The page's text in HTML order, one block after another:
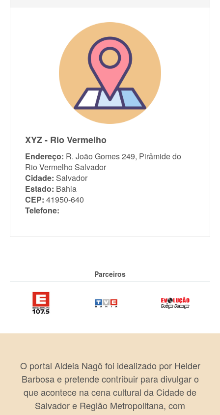
XYZ - Rio Vermelho
Endereço: R. João Gomes 249, Pirâmide do
Rio Vermelho Salvador
Cidade: Salvador
Estado: Bahia
CEP: 41950-640
Telefone:
Parceiros
O portal Aldeia Nagô foi idealizado por Helder
Barbosa e pretende contribuir para divulgar o
que acontece na cena cultural da Cidade de
Salvador e Região Metropolitana, com